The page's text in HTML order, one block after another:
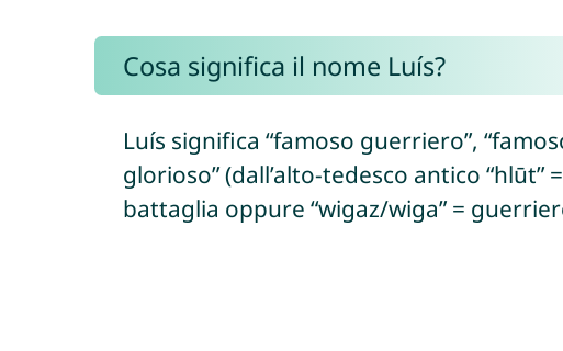
Cosa significa il nome Luís?
Luís significa “famoso guerriero”,
glorioso” (dall’alto-tedesco antico “hlūt”
battaglia oppure “wigaz/wiga” =